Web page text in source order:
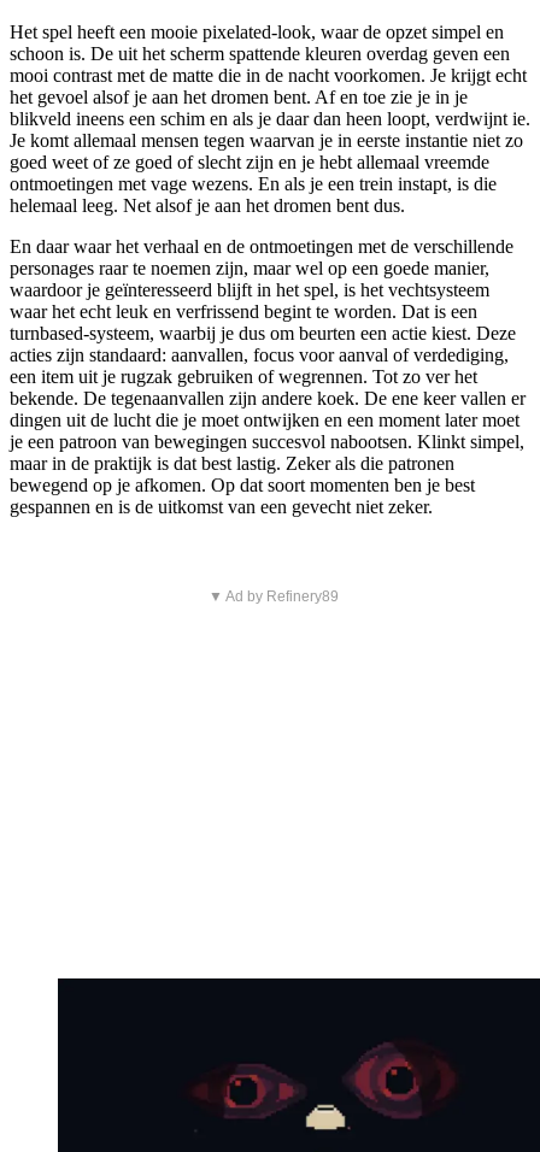
Het spel heeft een mooie pixelated-look, waar de opzet simpel en
schoon is. De uit het scherm spattende kleuren overdag geven een
mooi contrast met de matte die in de nacht voorkomen. Je krijgt echt
het gevoel alsof je aan het dromen bent. Af en toe zie je in je
blikveld ineens een schim en als je daar dan heen loopt, verdwijnt ie.
Je komt allemaal mensen tegen waarvan je in eerste instantie niet zo
goed weet of ze goed of slecht zijn en je hebt allemaal vreemde
ontmoetingen met vage wezens. En als je een trein instapt, is die
helemaal leeg. Net alsof je aan het dromen bent dus.
En daar waar het verhaal en de ontmoetingen met de verschillende
personages raar te noemen zijn, maar wel op een goede manier,
waardoor je geïnteresseerd blijft in het spel, is het vechtsysteem
waar het echt leuk en verfrissend begint te worden. Dat is een
turnbased-systeem, waarbij je dus om beurten een actie kiest. Deze
acties zijn standaard: aanvallen, focus voor aanval of verdediging,
een item uit je rugzak gebruiken of wegrennen. Tot zo ver het
bekende. De tegenaanvallen zijn andere koek. De ene keer vallen er
dingen uit de lucht die je moet ontwijken en een moment later moet
je een patroon van bewegingen succesvol nabootsen. Klinkt simpel,
maar in de praktijk is dat best lastig. Zeker als die patronen
bewegend op je afkomen. Op dat soort momenten ben je best
gespannen en is de uitkomst van een gevecht niet zeker.
▼ Ad by Refinery89